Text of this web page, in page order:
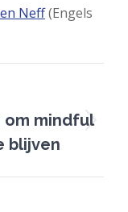
Neff(Engels
om mindful
blijven